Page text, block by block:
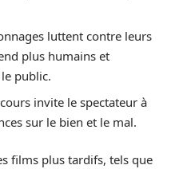
luttent contre leurs
plus humains et
public.
invite le spectateur à
sur le bien et le mal.
films plus tardifs, tels que